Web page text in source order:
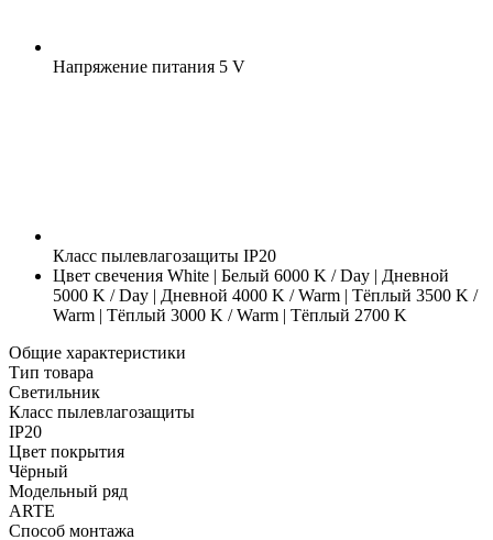
Напряжение питания 5 V
Класс пылевлагозащиты IP20
Цвет свечения White | Белый 6000 K / Day | Дневной
5000 K / Day | Дневной 4000 K / Warm | Тёплый 3500 K /
Warm | Тёплый 3000 K / Warm | Тёплый 2700 K
Общие характеристики
Тип товара
Светильник
Класс пылевлагозащиты
IP20
Цвет покрытия
Чёрный
Модельный ряд
ARTE
Способ монтажа